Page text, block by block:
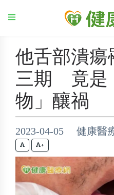
他舌部潰瘍
三期 竟是
物」釀禍
2023-04-05 健康醫
+